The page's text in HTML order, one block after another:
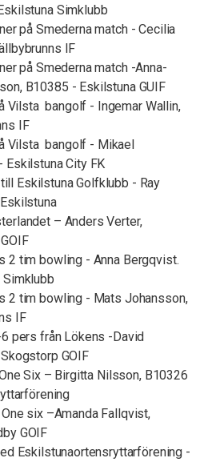
Simklubb
på Smederna match - Cecilia
IF
på Smederna match -Anna-
B10385 - Eskilstuna GUIF
Vilsta bangolf - Ingemar Wallin,
IF
Vilsta bangolf - Mikael
Eskilstuna City FK
Eskilstuna Golfklubb - Ray
– Anders Verter,
2 tim bowling - Anna Bergqvist.
2 tim bowling - Mats Johansson,
IF
pers från Lökens -David
GOIF
Six – Birgitta Nilsson, B10326
six –Amanda Fallqvist,
GOIF
Eskilstunaortensryttarförening -